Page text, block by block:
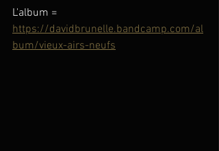
L'album =
https://davidbrunelle.bandcamp.com/al
bum/vieux-airs-neufs